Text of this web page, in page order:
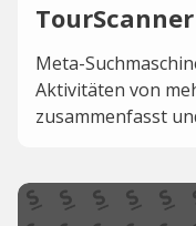
TourScanner
Meta-
Aktivitäten von
zusammenfasst